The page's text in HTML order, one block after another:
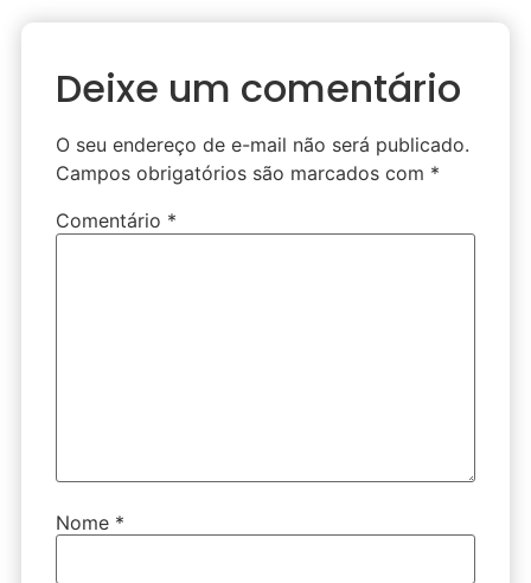
Deixe um comentário
O seu endereço de e-mail não será publicado.
Campos obrigatórios são marcados com *
Comentário *
Nome *